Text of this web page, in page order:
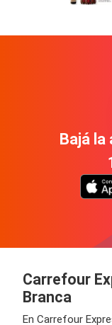
Bajá la
Carrefour
Branca
En Carrefour